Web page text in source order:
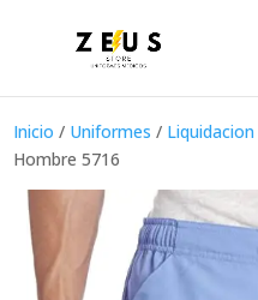
Inicio / Uniformes / Liquidacion
Hombre 5716